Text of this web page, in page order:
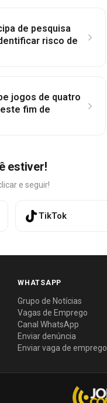
de pesquisa
risco de
jogos de quatro
fim de
estiver!
e seguir!
TikTok
WHATSAPP
Grupo de Notícias
Vagas de Emprego
Canal WhatsApp
Enviar denúncia
Enviar vaga de emprego